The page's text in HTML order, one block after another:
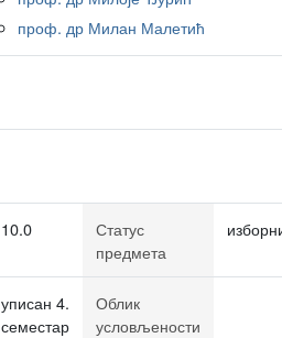
проф. др Милан Малетић
10.0
Статус
предмета
уписан 4.
семестар
Облик
условљености